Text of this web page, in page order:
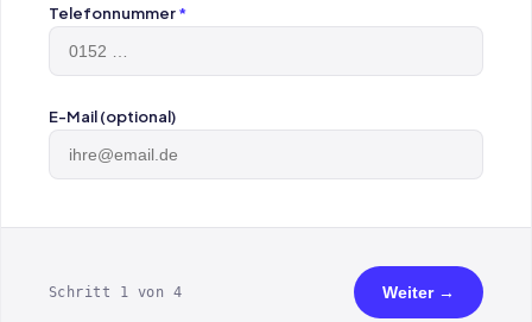
Telefonnummer*
E-Mail (optional)
Schritt 1 von 4 Weiter →